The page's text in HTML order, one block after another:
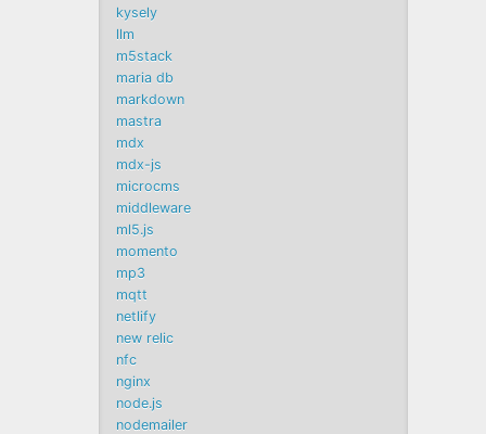
kysely
llm
m5stack
maria db
markdown
mastra
mdx
mdx-js
microcms
middleware
ml5.js
momento
mp3
mqtt
netlify
new relic
nfc
nginx
node.js
nodemailer